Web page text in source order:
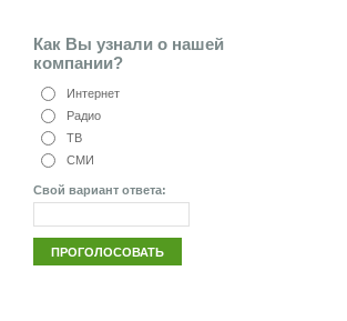
Как Вы узнали о нашей
компании?
Интернет
Радио
ТВ
СМИ
Свой вариант ответа: